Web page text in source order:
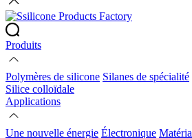
Produits
Polymères de silicone Silanes de spécialité
Silice colloïdale
Applications
Une nouvelle énergie Électronique